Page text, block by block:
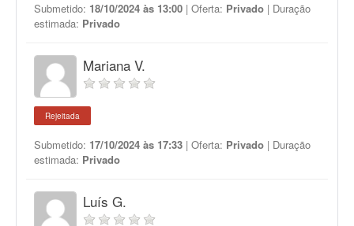
Submetido: 18/10/2024 às 13:00 | Oferta: Privado | Duração
estimada: Privado
Mariana V.
Rejeitada
Submetido: 17/10/2024 às 17:33 | Oferta: Privado | Duração
estimada: Privado
Luís G.